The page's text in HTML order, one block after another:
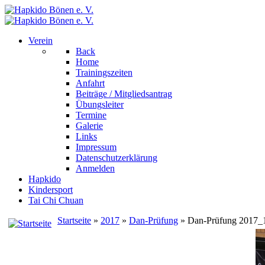
Verein
Back
Home
Trainingszeiten
Anfahrt
Beiträge / Mitgliedsantrag
Übungsleiter
Termine
Galerie
Links
Impressum
Datenschutzerklärung
Anmelden
Hapkido
Kindersport
Tai Chi Chuan
Startseite » 2017 » Dan-Prüfung » Dan-Prüfung